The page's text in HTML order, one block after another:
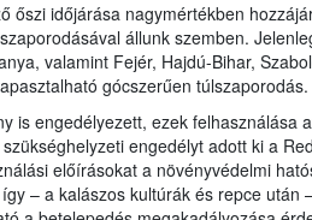
őszi időjárása nagymértékben
állunk szemben.
valamint Fejér, Hajdú-Bihar,
gócszerűen túlszaporodás.
is engedélyezett, ezek felhasználása
engedélyt adott ki a
előírásokat a növényvédelmi
– a kalászos kultúrák és repce után